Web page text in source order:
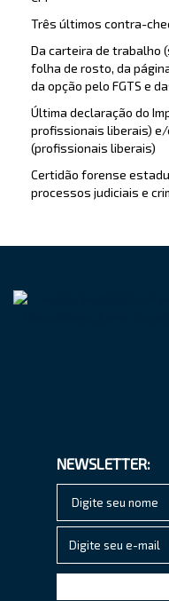
Três últimos contra-
Da carteira de trabalho
folha de rosto, da
da opção pelo FGTS e
Última declaração do
profissionais liberais)
(profissionais liberais)
Certidão forense
processos judiciais e
NEWSLETTER: